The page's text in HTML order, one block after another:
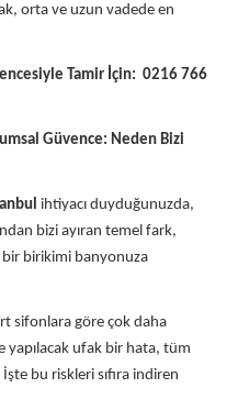
orta ve uzun vadede en
Tamir İçin: 0216 766
Güvence: Neden Bizi
ihtiyacı duyduğunuzda,
bizi ayıran temel fark,
bir birikimi banyonuza
sifonlara göre çok daha
yapılacak ufak bir hata, tüm
bu riskleri sıfıra indiren